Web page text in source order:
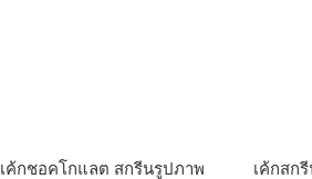
เค้กชอคโกแลต สกรีนรูปภาพ
เค้กสก